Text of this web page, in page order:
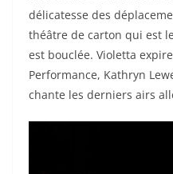
délicatesse des
théâtre de carton qui est
est bouclée. Violetta
Performance, Kathryn
chante les derniers airs